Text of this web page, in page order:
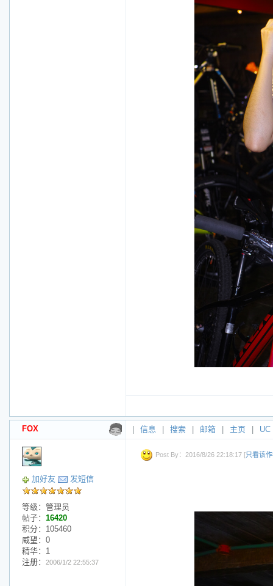
FOX 信息 搜索 邮箱 主页 UC
加好友 发短信
等级：管理员
帖子： 16420
积分：105460
威望：0
精华：1
注册：
2006/1/2 22:55:37
Post By：2016/8/26 22:18:17 [只看该